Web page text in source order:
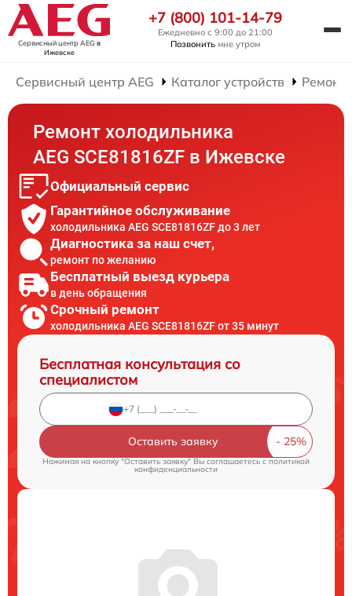
Сервисный центр AEG в
Ижевске
+7 (800) 101-14-79
Ежедневно с 9:00 до 21:00
Позвонить мне утром
Сервисный центр AEG Каталог устройств Ремонт
Ремонт холодильника
AEG SCE81816ZF в Ижевске
Официальный сервис
Гарантийное обслуживание
холодильника AEG SCE81816ZF до 3 лет
Диагностика за наш счет,
ремонт по желанию
Бесплатный выезд курьера
в день обращения
Срочный ремонт
холодильника AEG SCE81816ZF от 35 минут
Бесплатная консультация со
специалистом
Оставить заявку
Нажимая на кнопку "Оставить заявку" Вы соглашаетесь cполитикой
конфиденциальности